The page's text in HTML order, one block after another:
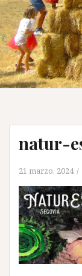
natur-
21 marzo, 2024